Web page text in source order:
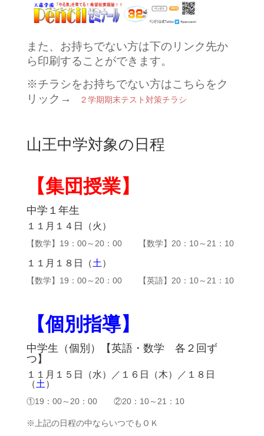
また、お持ちでない方は下のリンク先か
ら印刷することができます。
※チラシをお持ちでない方はこちらをク
リック→
２学期期末テスト対策チラシ
山王中学対象の日程
【集団授業】
中学１年生
１１月１４日（火）
【数学】19：00～20：00 【数学】20：10～21：10
１１月１８日（土 ）
【数学】19：00～20：00 【英語】20：10～21：10
【個別指導】
中学生（個別）【英語・数学 各２回ず
つ】
１１月１５日（水）／１６日（木）／１８日
（土 ）
①19：00～20：00 ②20：10～21：10
※上記の日程の中ならいつでもＯＫ